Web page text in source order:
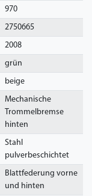
970
2750665
2008
grün
beige
Mechanische
Trommelbremse
hinten
Stahl
pulverbeschichtet
Blattfederung vorne
und hinten